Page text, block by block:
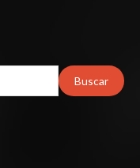
Buscar